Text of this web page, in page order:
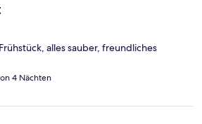
alles sauber, freundliches
4 Nächten